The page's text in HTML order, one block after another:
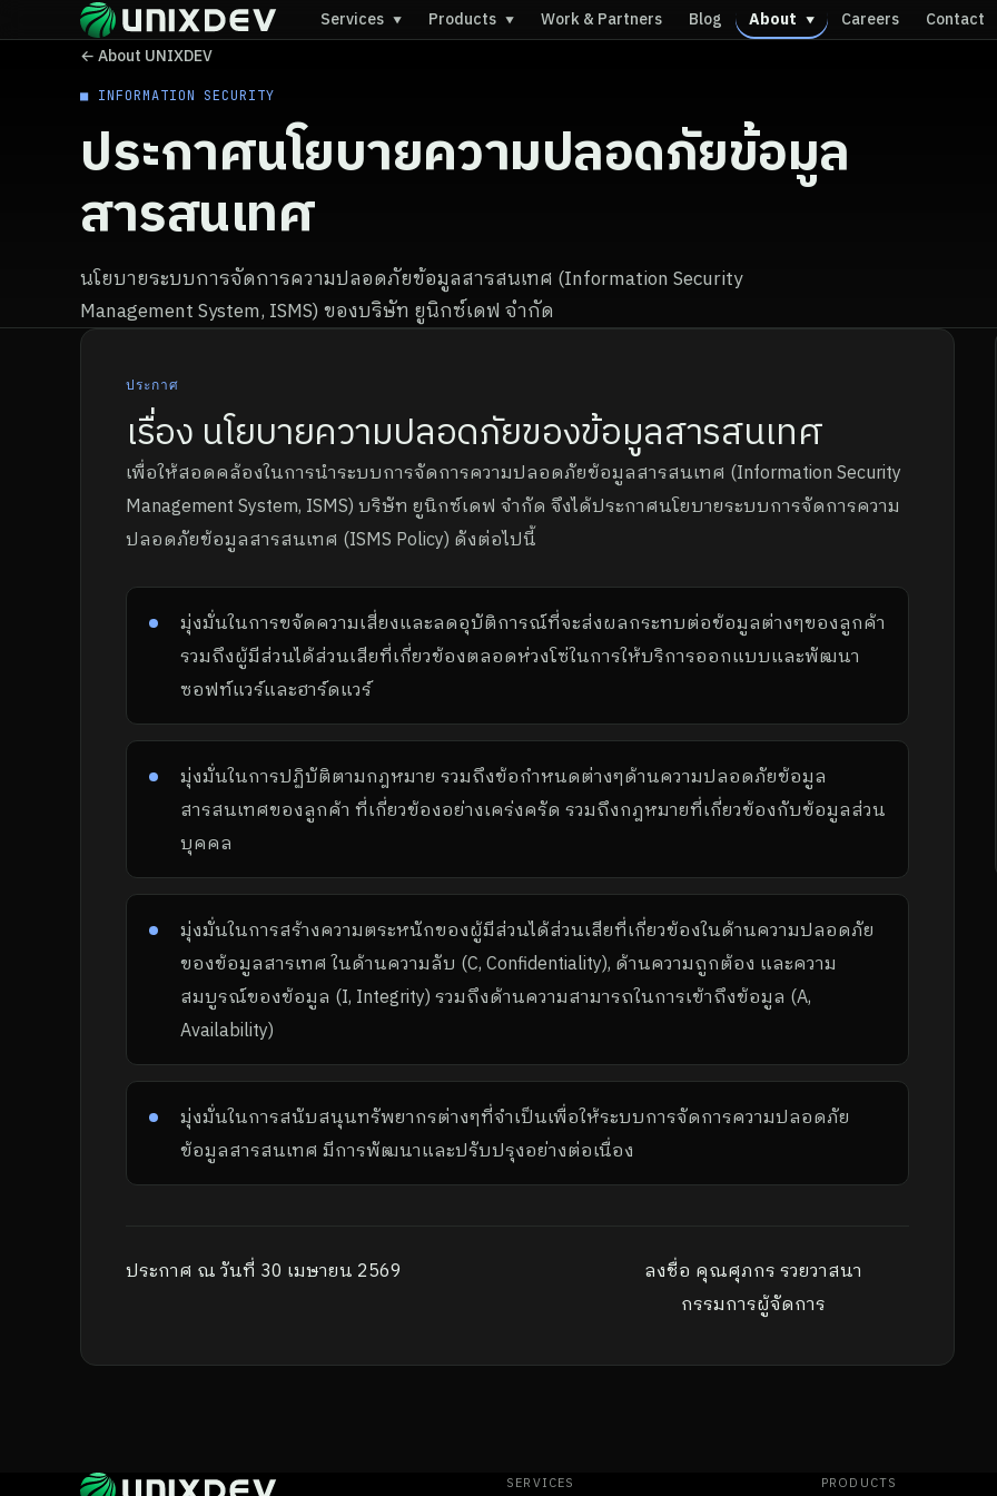
Services ▼ Products ▼ Work & Partners Blog About ▼ Careers
Contact
← About UNIXDEV
■ INFORMATION SECURITY
ประกาศนโยบายความปลอดภัยข้อมูล
สารสนเทศ
นโยบายระบบการจัดการความปลอดภัยข้อมูลสารสนเทศ (Information Security
Management System, ISMS) ของบริษัท ยูนิกซ์เดฟ จำกัด
ประกาศ
เรื่อง นโยบายความปลอดภัยของข้อมูลสารสนเทศ
เพื่อให้สอดคล้องในการนำระบบการจัดการความปลอดภัยข้อมูลสารสนเทศ (Information Security
Management System, ISMS) บริษัท ยูนิกซ์เดฟ จำกัด จึงได้ประกาศนโยบายระบบการจัดการความ
ปลอดภัยข้อมูลสารสนเทศ (ISMS Policy) ดังต่อไปนี้
มุ่งมั่นในการขจัดความเสี่ยงและลดอุบัติการณ์ที่จะส่งผลกระทบต่อข้อมูลต่างๆของลูกค้า
รวมถึงผู้มีส่วนได้ส่วนเสียที่เกี่ยวข้องตลอดห่วงโซ่ในการให้บริการออกแบบและพัฒนา
ซอฟท์แวร์และฮาร์ดแวร์
มุ่งมั่นในการปฏิบัติตามกฎหมาย รวมถึงข้อกำหนดต่างๆด้านความปลอดภัยข้อมูล
สารสนเทศของลูกค้า ที่เกี่ยวข้องอย่างเคร่งครัด รวมถึงกฎหมายที่เกี่ยวข้องกับข้อมูลส่วน
บุคคล
มุ่งมั่นในการสร้างความตระหนักของผู้มีส่วนได้ส่วนเสียที่เกี่ยวข้องในด้านความปลอดภัย
ของข้อมูลสารเทศ ในด้านความลับ (C, Confidentiality), ด้านความถูกต้อง และความ
สมบูรณ์ของข้อมูล (I, Integrity) รวมถึงด้านความสามารถในการเข้าถึงข้อมูล (A,
Availability)
มุ่งมั่นในการสนับสนุนทรัพยากรต่างๆที่จำเป็นเพื่อให้ระบบการจัดการความปลอดภัย
ข้อมูลสารสนเทศ มีการพัฒนาและปรับปรุงอย่างต่อเนื่อง
ประกาศ ณ วันที่ 30 เมษายน 2569
ลงชื่อ คุณศุภกร รวยวาสนา
กรรมการผู้จัดการ
SERVICES PRODUCTS